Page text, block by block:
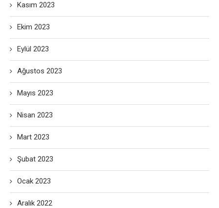
Kasım 2023
Ekim 2023
Eylül 2023
Ağustos 2023
Mayıs 2023
Nisan 2023
Mart 2023
Şubat 2023
Ocak 2023
Aralık 2022